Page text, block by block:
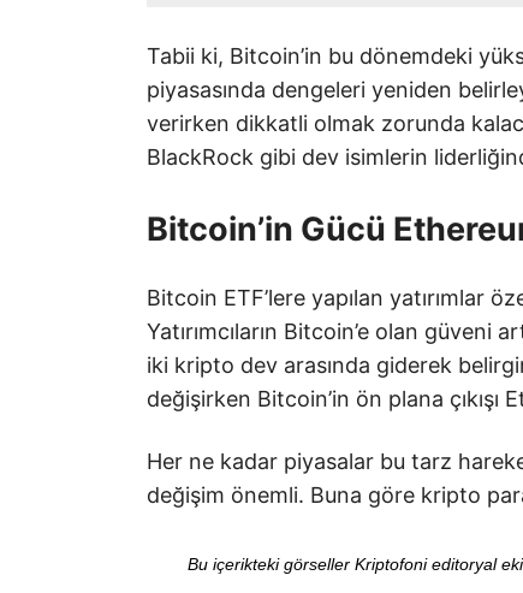
Tabii ki, Bitcoin’in bu dönemdeki
piyasasında dengeleri yeniden
verirken dikkatli olmak zorunda
BlackRock gibi dev isimlerin
Bitcoin’in Gücü
Bitcoin ETF’lere yapılan yatırımlar
Yatırımcıların Bitcoin’e olan güveni
iki kripto dev arasında giderek
değişirken Bitcoin’in ön plana çıkışı
Her ne kadar piyasalar bu tarz
değişim önemli. Buna göre kripto
Bu içerikteki görseller Kriptofoni editoryal